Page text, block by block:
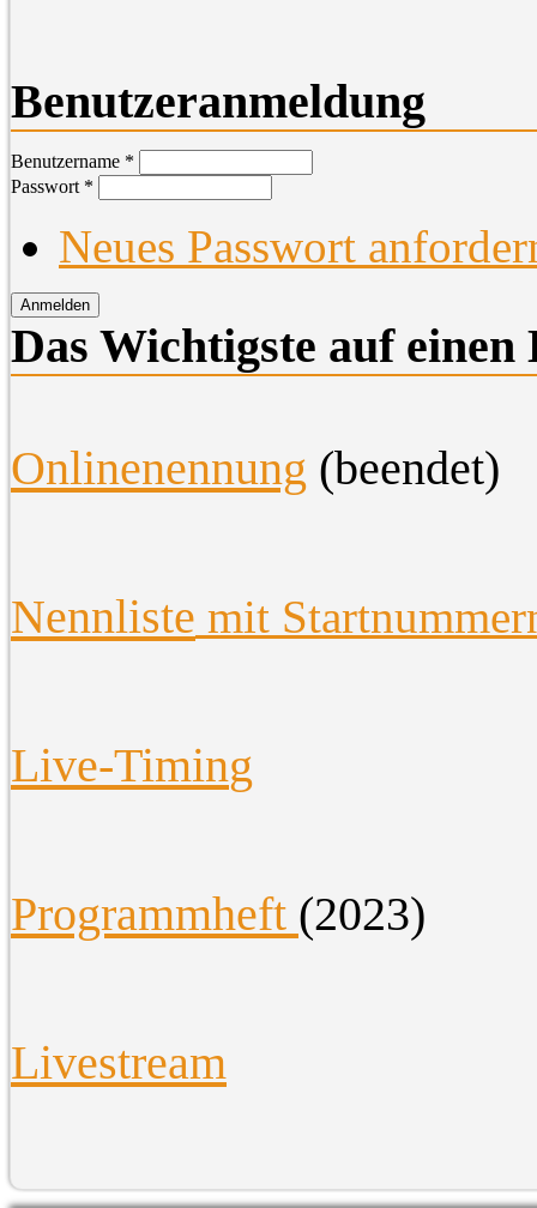
Benutzeranmeldung
Benutzername *
Passwort *
Neues Passwort
Das Wichtigste auf einen
Onlinenennung (beendet)
Nennliste mit
Live-Timing
Programmheft (2023)
Livestream